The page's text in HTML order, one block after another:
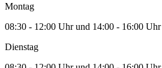
Montag
08:30 - 12:00 Uhr und 14:00 - 16:00 Uhr
Dienstag